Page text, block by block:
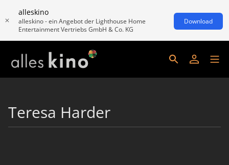
alleskino
alleskino - ein Angebot der Lighthouse Home
Entertainment Vertriebs GmbH & Co. KG
Download
Teresa Harder